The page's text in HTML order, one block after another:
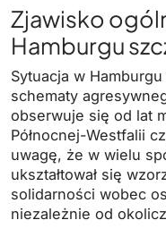
Zjawisko
Hamburgu
Sytuacja w
schematy
obserwuje się od lat
Północnej-Westfalii
uwagę, że w wielu
ukształtował się
solidarności wobec
niezależnie od